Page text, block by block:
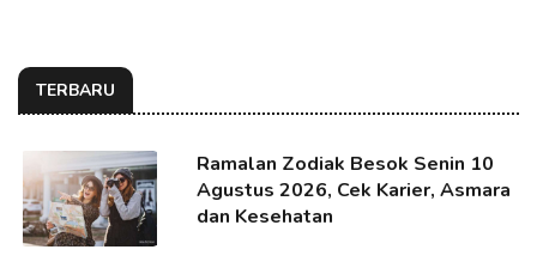
TERBARU
Ramalan Zodiak Besok Senin 10
Agustus 2026, Cek Karier, Asmara
dan Kesehatan